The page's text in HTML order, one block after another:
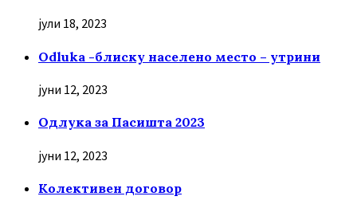
јули 18, 2023
Odluka -блиску населено место – утрини
јуни 12, 2023
Oдлука за Пасишта 2023
јуни 12, 2023
Колективен договор